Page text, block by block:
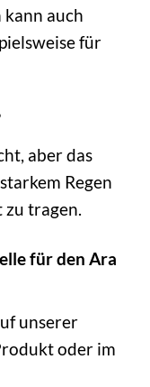
auch
für
aber das
Regen
zu tragen.
für den Ara
unserer
oder im